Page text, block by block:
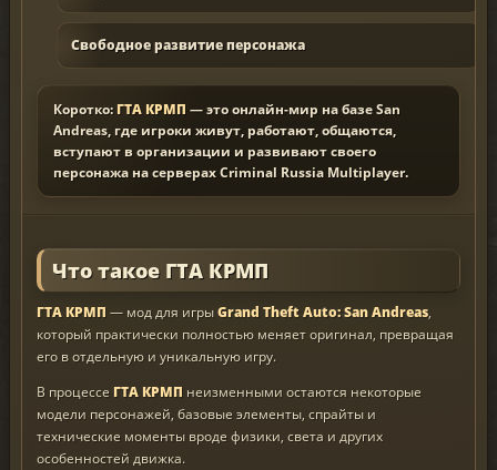
Свободное развитие персонажа
Коротко: ГТА КРМП — это онлайн-мир на базе San
Andreas, где игроки живут, работают, общаются,
вступают в организации и развивают своего
персонажа на серверах Criminal Russia Multiplayer.
Что такое ГТА КРМП
ГТА КРМП — мод для игрыGrand Theft Auto: San Andreas,
который практически полностью меняет оригинал, превращая
его в отдельную и уникальную игру.
В процессе ГТА КРМП неизменными остаются некоторые
модели персонажей, базовые элементы, спрайты и
технические моменты вроде физики, света и других
особенностей движка.